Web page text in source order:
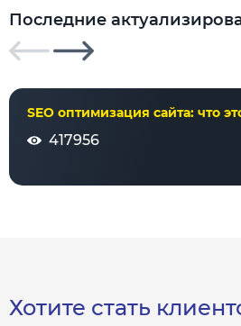
Последние
SEO оптимизация сайта: что
417956
Хотите стать